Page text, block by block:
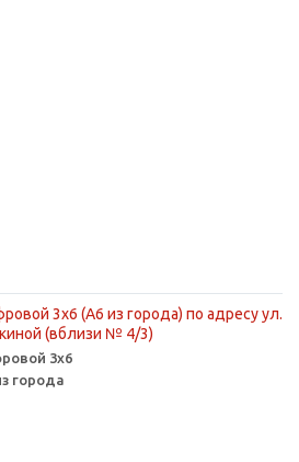
3х6 (А6 из города) по адресу ул.
(вблизи № 4/3)
3х6
города